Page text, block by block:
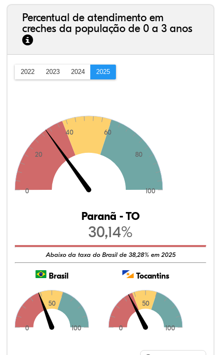
Percentual de atendimento em
creches da população de 0 a 3 anos
2022 2023 2024 2025
0
20
40 60
80
100
Paranã - TO
30,14%
Abaixo da taxa do Brasil de 38,28% em 2025
Brasil
0
50
100
Tocantins
0
50
100